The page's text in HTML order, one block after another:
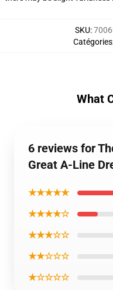
SKU:
Catégories
What
6 reviews for
Great A-Line
★★★★★
★★★★☆
★★★☆☆
★★☆☆☆
★☆☆☆☆